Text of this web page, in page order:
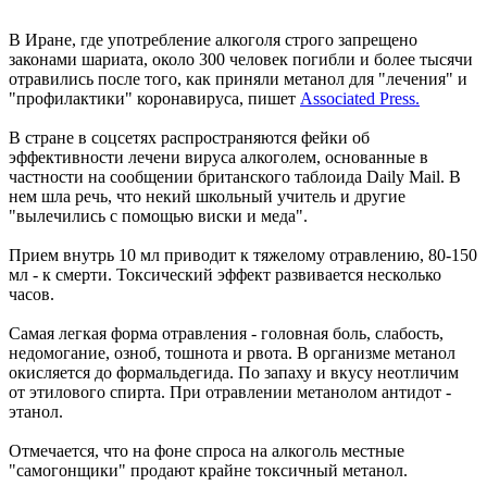
В Иране, где употребление алкоголя строго запрещено
законами шариата, около 300 человек погибли и более тысячи
отравились после того, как приняли метанол для "лечения" и
"профилактики" коронавируса, пишет Associated Press.
В стране в соцсетях распространяются фейки об
эффективности лечени вируса алкоголем, основанные в
частности на сообщении британского таблоида Daily Mail. В
нем шла речь, что некий школьный учитель и другие
"вылечились с помощью виски и меда".
Прием внутрь 10 мл приводит к тяжелому отравлению, 80-150
мл - к смерти. Токсический эффект развивается несколько
часов.
Самая легкая форма отравления - головная боль, слабость,
недомогание, озноб, тошнота и рвота. В организме метанол
окисляется до формальдегида. По запаху и вкусу неотличим
от этилового спирта. При отравлении метанолом антидот -
этанол.
Отмечается, что на фоне спроса на алкоголь местные
"самогонщики" продают крайне токсичный метанол.